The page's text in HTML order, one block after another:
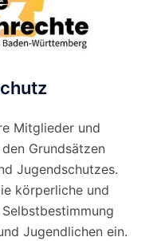
Mitglieder und
Grundsätzen
Jugendschutzes.
körperliche und
Jugendlichen ein.